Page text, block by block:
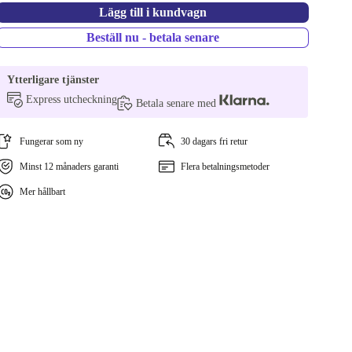
Lägg till i kundvagn
Beställ nu - betala senare
Ytterligare tjänster
Express utcheckning
Betala senare med
Fungerar som ny 30 dagars fri retur
Minst 12 månaders garanti Flera betalningsmetoder
Mer hållbart